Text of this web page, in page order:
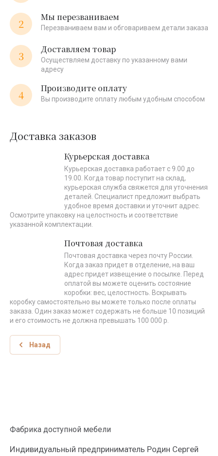
2 Мы перезваниваем
Перезваниваем вам и обговариваем детали заказа
3 Доставляем товар
Осуществляем доставку по указанному вами
адресу
4 Производите оплату
Вы производите оплату любым удобным способом
Доставка заказов
Курьерская доставка
Курьерская доставка работает с 9.00 до
19.00. Когда товар поступит на склад,
курьерская служба свяжется для уточнения
деталей. Специалист предложит выбрать
удобное время доставки и уточнит адрес.
Осмотрите упаковку на целостность и соответствие
указанной комплектации.
Почтовая доставка
Почтовая доставка через почту России.
Когда заказ придет в отделение, на ваш
адрес придет извещение о посылке. Перед
оплатой вы можете оценить состояние
коробки: вес, целостность. Вскрывать
коробку самостоятельно вы можете только после оплаты
заказа. Один заказ может содержать не больше 10 позиций
и его стоимость не должна превышать 100 000 р.
Назад
Фабрика доступной мебели
Индивидуальный предприниматель Родин Сергей